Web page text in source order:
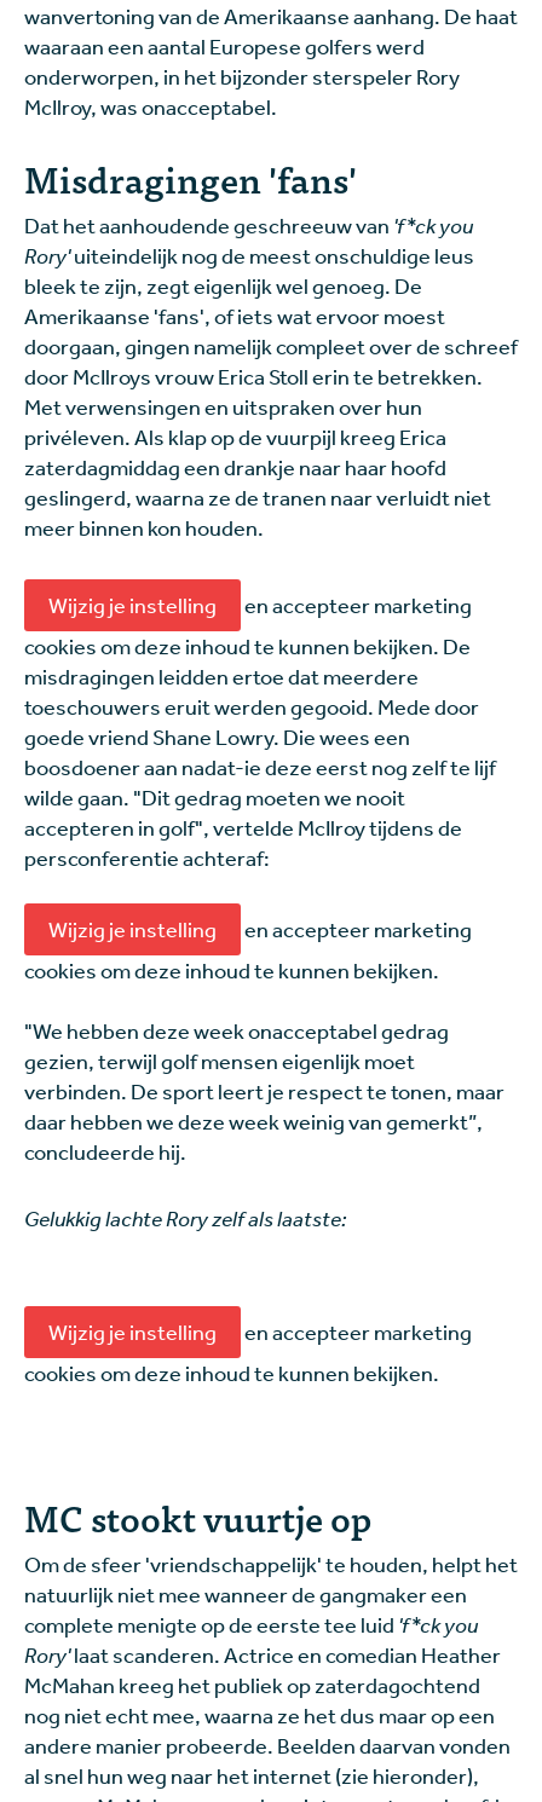
wanvertoning van de Amerikaanse aanhang. De haat
waaraan een aantal Europese golfers werd
onderworpen, in het bijzonder sterspeler Rory
McIlroy, was onacceptabel.
Misdragingen 'fans'
Dat het aanhoudende geschreeuw van 'f*ck you
Rory'uiteindelijk nog de meest onschuldige leus
bleek te zijn, zegt eigenlijk wel genoeg. De
Amerikaanse 'fans', of iets wat ervoor moest
doorgaan, gingen namelijk compleet over de schreef
door McIlroys vrouw Erica Stoll erin te betrekken.
Met verwensingen en uitspraken over hun
privéleven. Als klap op de vuurpijl kreeg Erica
zaterdagmiddag een drankje naar haar hoofd
geslingerd, waarna ze de tranen naar verluidt niet
meer binnen kon houden.
Wijzig je instelling
en accepteer marketing
cookies om deze inhoud te kunnen bekijken. De
misdragingen leidden ertoe dat meerdere
toeschouwers eruit werden gegooid. Mede door
goede vriend Shane Lowry. Die wees een
boosdoener aan nadat-ie deze eerst nog zelf te lijf
wilde gaan. "Dit gedrag moeten we nooit
accepteren in golf", vertelde McIlroy tijdens de
persconferentie achteraf:
Wijzig je instelling
en accepteer marketing
cookies om deze inhoud te kunnen bekijken.
"We hebben deze week onacceptabel gedrag
gezien, terwijl golf mensen eigenlijk moet
verbinden. De sport leert je respect te tonen, maar
daar hebben we deze week weinig van gemerkt”,
concludeerde hij.
Gelukkig lachte Rory zelf als laatste:
Wijzig je instelling
en accepteer marketing
cookies om deze inhoud te kunnen bekijken.
MC stookt vuurtje op
Om de sfeer 'vriendschappelijk' te houden, helpt het
natuurlijk niet mee wanneer de gangmaker een
complete menigte op de eerste tee luid 'f*ck you
Rory'laat scanderen. Actrice en comedian Heather
McMahan kreeg het publiek op zaterdagochtend
nog niet echt mee, waarna ze het dus maar op een
andere manier probeerde. Beelden daarvan vonden
al snel hun weg naar het internet (zie hieronder),